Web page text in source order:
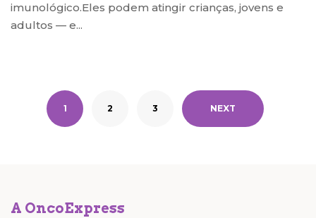
imunológico.Eles podem atingir crianças, jovens e
adultos — e...
1 2 3 NEXT
A OncoExpress